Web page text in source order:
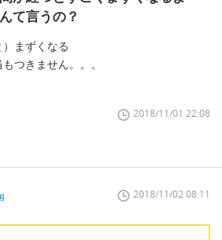
て言うの？
まずくなる
つきません。。。
2018/11/01 22:08
2018/11/02 08:11